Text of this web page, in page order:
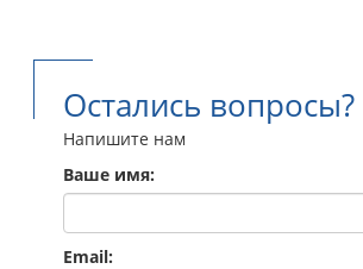
Остались вопросы?
Напишите нам
Ваше имя:
Email: